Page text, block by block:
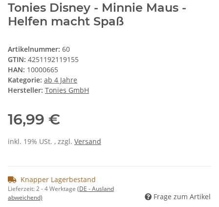
Tonies Disney - Minnie Maus -
Helfen macht Spaß
Artikelnummer: 60
GTIN: 4251192119155
HAN: 10000665
Kategorie: ab 4 Jahre
Hersteller: Tonies GmbH
16,99 €
inkl. 19% USt. , zzgl. Versand
Knapper Lagerbestand
Lieferzeit:2 - 4 Werktage (DE - Ausland
abweichend)
Frage zum Artikel